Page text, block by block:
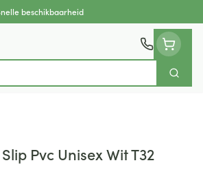
beschikbaarheid
Zoek
Pvc Unisex Wit T32